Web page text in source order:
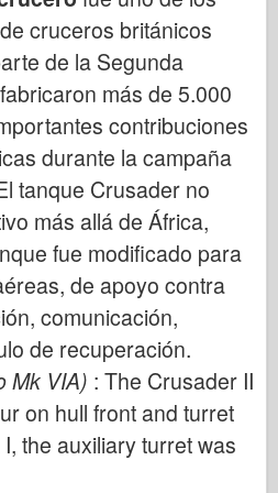
cruceros británicos
de la Segunda
más de 5.000
contribuciones
durante la campaña
tanque Crusader no
más allá de África,
fue modificado para
de apoyo contra
comunicación,
de recuperación.
Mk VIA) : The Crusader II
on hull front and turret
the auxiliary turret was